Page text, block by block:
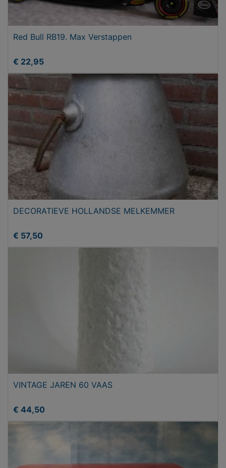
Red Bull RB19. Max Verstappen
€ 22,95
DECORATIEVE HOLLANDSE MELKEMMER
€ 57,50
VINTAGE JAREN 60 VAAS
€ 44,50